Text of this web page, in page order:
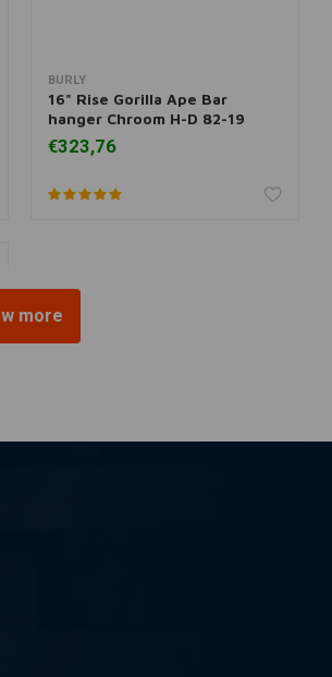
Toevoegen aan winkelwagen
BURLY
16" Rise Gorilla Ape Bar
hanger Chroom H-D 82-19
€323,76
more